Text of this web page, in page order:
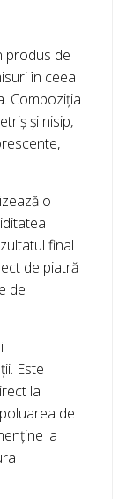
produs de
în ceea
Compoziția
și nisip,
o
final
de piatră
de
Este
la
de
la